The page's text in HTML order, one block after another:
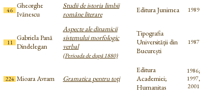
46
Gheorghe
Ivănescu
Studii de istoria limbii
române literare
Editura Junimea 1989
11
Gabriela Pană
Dindelegan
Aspecte ale dinamicii
sistemului morfologic
verbal
(Perioada de după 1880)
Tipografia
Universității din
București
1987
224 Mioara Avram Gramatica pentru toți
Editura
Academiei;
Humanitas
1986;
1997,
2001